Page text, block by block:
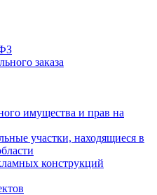
заказа
имущества и прав на
участки, находящиеся в
конструкций